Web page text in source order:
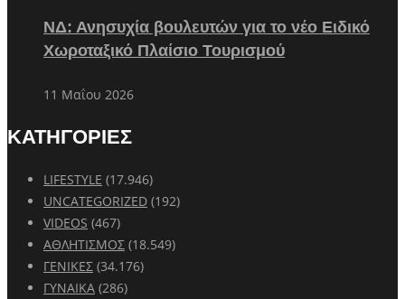
ΝΔ: Ανησυχία βουλευτών για το νέο Ειδικό
Χωροταξικό Πλαίσιο Τουρισμού
11 Μαΐου 2026
ΚΑΤΗΓΟΡΙΕΣ
LIFESTYLE (17.946)
UNCATEGORIZED (192)
VIDEOS (467)
ΑΘΛΗΤΙΣΜΟΣ (18.549)
ΓΕΝΙΚΕΣ (34.176)
ΓΥΝΑΙΚΑ (286)